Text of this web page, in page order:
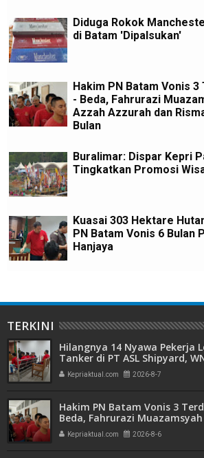
Diduga Rokok
di Batam 'Dipalsukan'
Hakim PN Batam Vonis
- Beda, Fahrurazi
Azzah Azzurah dan
Bulan
Buralimar: Dispar Kepri
Tingkatkan Promosi
Kuasai 303 Hektare
PN Batam Vonis 6 Bulan
Hanjaya
TERKINI
Hilangnya 14 Nyawa Pekerja
Tanker di PT ASL Shipyard,
Hanya Dituntut 1 Tahun 6
Kepriaktual.com 2026-8-7
Hakim PN Batam Vonis 3
Beda, Fahrurazi
Azzurah dan Risma Divonis 2
Kepriaktual.com 2026-8-6